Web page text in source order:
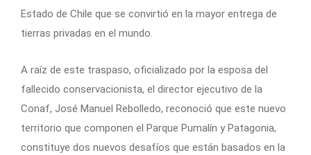
Estado de Chile que se convirtió en la mayor entrega de
tierras privadas en el mundo.
A raíz de este traspaso, oficializado por la esposa del
fallecido conservacionista, el director ejecutivo de la
Conaf, José Manuel Rebolledo, reconoció que este nuevo
territorio que componen el Parque Pumalín y Patagonia,
constituye dos nuevos desafíos que están basados en la